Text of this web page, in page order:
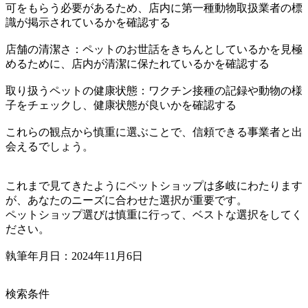
可をもらう必要があるため、店内に第一種動物取扱業者の標
識が掲示されているかを確認する
店舗の清潔さ：ペットのお世話をきちんとしているかを見極
めるために、店内が清潔に保たれているかを確認する
取り扱うペットの健康状態：ワクチン接種の記録や動物の様
子をチェックし、健康状態が良いかを確認する
これらの観点から慎重に選ぶことで、信頼できる事業者と出
会えるでしょう。
これまで見てきたようにペットショップは多岐にわたります
が、あなたのニーズに合わせた選択が重要です。
ペットショップ選びは慎重に行って、ベストな選択をしてく
ださい。
執筆年月日：2024年11月6日
検索条件